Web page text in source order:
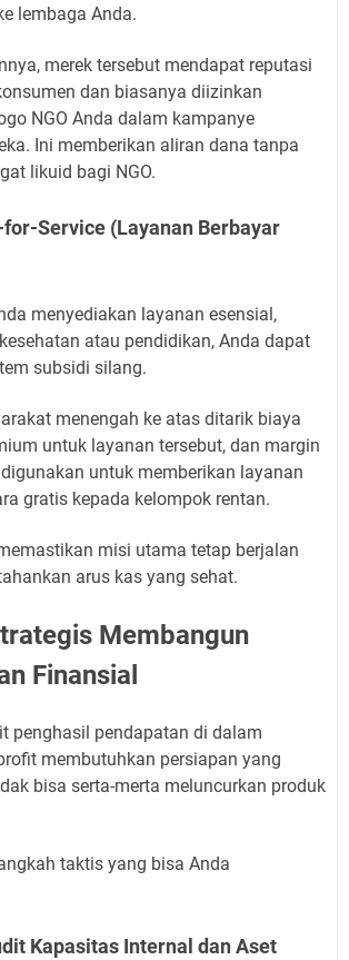
lembaga Anda.
merek tersebut mendapat reputasi
dan biasanya diizinkan
NGO Anda dalam kampanye
Ini memberikan aliran dana tanpa
likuid bagi NGO.
Service (Layanan Berbayar
menyediakan layanan esensial,
atau pendidikan, Anda dapat
subsidi silang.
menengah ke atas ditarik biaya
untuk layanan tersebut, dan margin
untuk memberikan layanan
gratis kepada kelompok rentan.
misi utama tetap berjalan
arus kas yang sehat.
Membangun
Finansial
penghasil pendapatan di dalam
membutuhkan persiapan yang
bisa serta-merta meluncurkan produk
taktis yang bisa Anda
Kapasitas Internal dan Aset